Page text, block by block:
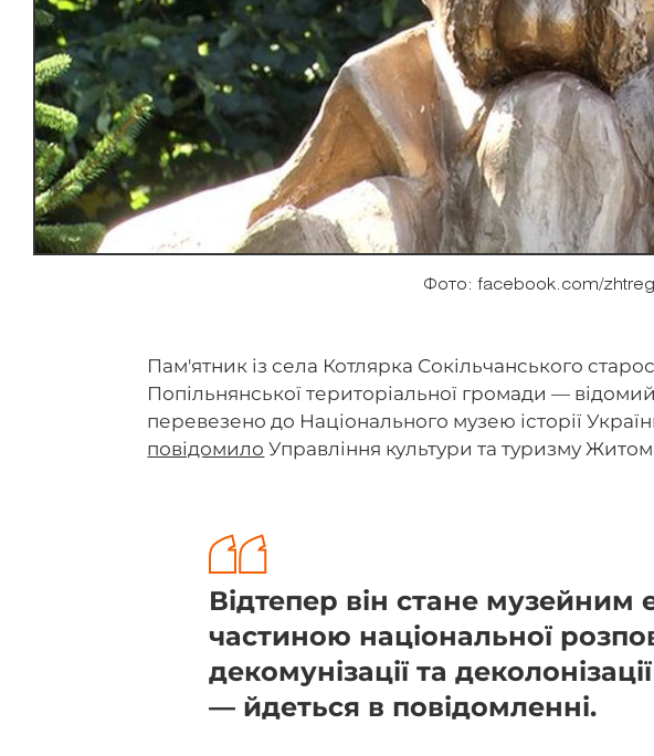
Фото: facebook.com/
Пам'ятник із села Котлярка Сокільчанського
Попільнянської територіальної громади —
перевезено до Національного музею історії
повідомило Управління культури та туризму
Відтепер він стане музейним
частиною національної
декомунізації та
— йдеться в повідомленні.